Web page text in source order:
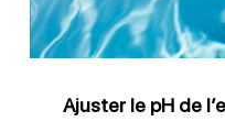
de
piscine
Ajuster le pH de